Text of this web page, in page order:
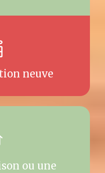
neuve
ou une